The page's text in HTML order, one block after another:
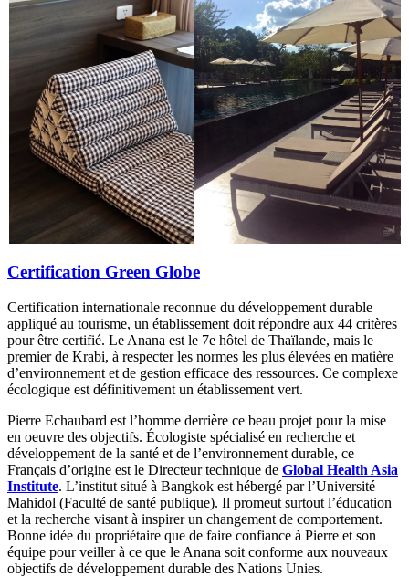
Certification Green Globe
Certification internationale reconnue du développement durable
appliqué au tourisme, un établissement doit répondre aux 44 critères
pour être certifié. Le Anana est le 7e hôtel de Thaïlande, mais le
premier de Krabi, à respecter les normes les plus élevées en matière
d’environnement et de gestion efficace des ressources. Ce complexe
écologique est définitivement un établissement vert.
Pierre Echaubard est l’homme derrière ce beau projet pour la mise
en oeuvre des objectifs. Écologiste spécialisé en recherche et
développement de la santé et de l’environnement durable, ce
Français d’origine est le Directeur technique de Global Health Asia
Institute. L’institut situé à Bangkok est hébergé par l’Université
Mahidol (Faculté de santé publique). Il promeut surtout l’éducation
et la recherche visant à inspirer un changement de comportement.
Bonne idée du propriétaire que de faire confiance à Pierre et son
équipe pour veiller à ce que le Anana soit conforme aux nouveaux
objectifs de développement durable des Nations Unies.